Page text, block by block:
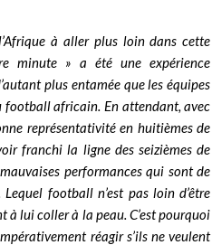
à aller plus loin dans cette
minute » a été une expérience
plus entamée que les équipes
football africain. En attendant, avec
représentativité en huitièmes de
franchi la ligne des seizièmes de
performances qui sont de
football n’est pas loin d’être
à lui coller à la peau. C’est pourquoi
réagir s’ils ne veulent